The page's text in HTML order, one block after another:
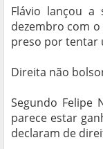
Flávio lançou a
dezembro com
preso por tentar
Direita não
Segundo Felipe
parece estar
declaram de